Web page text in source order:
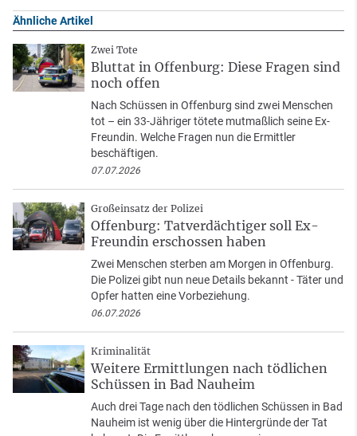
Ähnliche Artikel
Zwei Tote
Bluttat in Offenburg: Diese Fragen sind
noch offen
Nach Schüssen in Offenburg sind zwei Menschen
tot – ein 33-Jähriger tötete mutmaßlich seine Ex-
Freundin. Welche Fragen nun die Ermittler
beschäftigen.
07.07.2026
Großeinsatz der Polizei
Offenburg: Tatverdächtiger soll Ex-
Freundin erschossen haben
Zwei Menschen sterben am Morgen in Offenburg.
Die Polizei gibt nun neue Details bekannt - Täter und
Opfer hatten eine Vorbeziehung.
06.07.2026
Kriminalität
Weitere Ermittlungen nach tödlichen
Schüssen in Bad Nauheim
Auch drei Tage nach den tödlichen Schüssen in Bad
Nauheim ist wenig über die Hintergründe der Tat